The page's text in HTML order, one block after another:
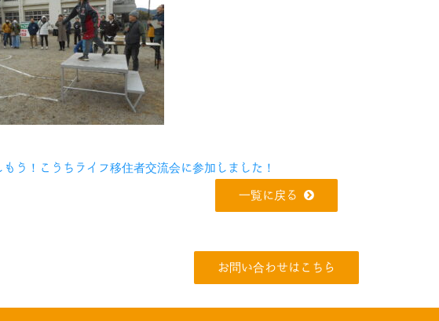
う！こうちライフ移住者交流会に参加しました！
一覧に戻る
お問い合わせはこちら